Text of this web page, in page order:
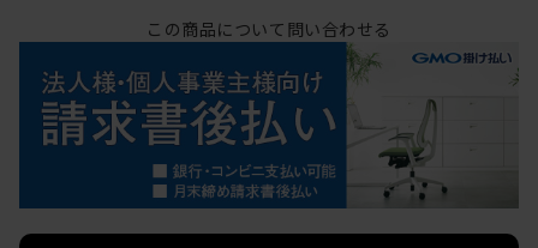
この商品について問い合わせる